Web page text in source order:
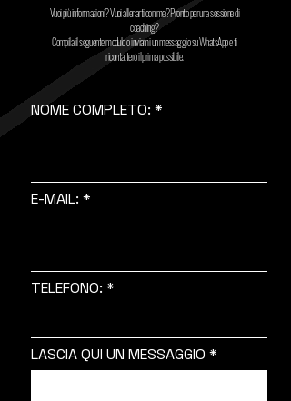
Vuoi più informazioni? Vuoi allenarti con me? Pronto per una sessione di
coaching?
Compila il seguente modulo o inviami un messaggio su WhatsApp e ti
ricontatterò il prima possibile.
NOME COMPLETO:
E-MAIL:
TELEFONO:
LASCIA QUI UN MESSAGGIO